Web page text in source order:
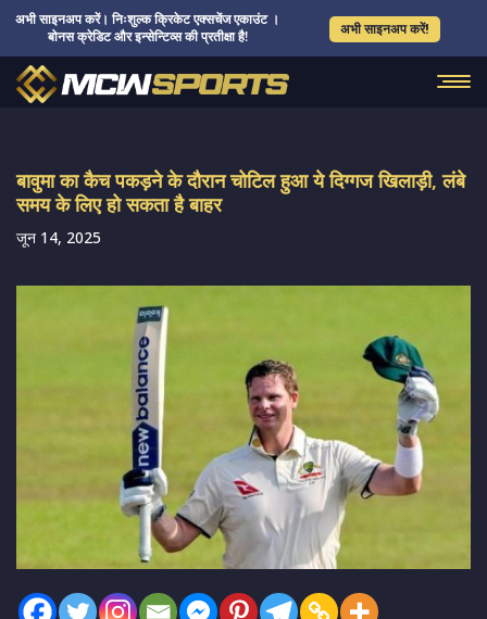
अभी साइनअप करें। निःशुल्क क्रिकेट एक्सचेंज एकाउंट ।
बोनस क्रेडिट और इन्सेन्टिव्स की प्रतीक्षा है!
अभी साइनअप करें!
बावुमा का कैच पकड़ने के दौरान चोटिल हुआ ये दिग्गज खिलाड़ी, लंबे
समय के लिए हो सकता है बाहर
जून 14, 2025